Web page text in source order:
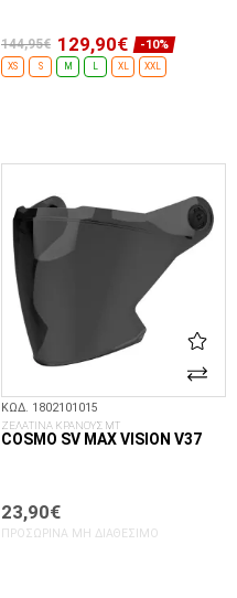
144,95€ 129,90€ -10%
XS S M L XL XXL
ΚΩΔ. 1802101015
ΖΕΛΑΤΙΝΑ ΚΡΑΝΟΥΣ MT
COSMO SV MAX VISION V37
23,90€
ΠΡΟΣΩΡΙΝΆ ΜΗ ΔΙΑΘΈΣΙΜΟ